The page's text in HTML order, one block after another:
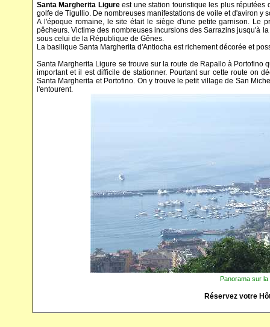
Santa Margherita Ligureest une station touristique les plus réputées
golfe de Tigullio. De nombreuses manifestations de voile et d'aviron
A l'époque romaine, le site était le siège d'une petite garnison. Le
pêcheurs. Victime des nombreuses incursions des Sarrazins jusqu'à
sous celui de la République de Gênes.
La basilique Santa Margherita d'Antiocha est richement décorée et
Santa Margherita Ligure se trouve sur la route de Rapallo à Portofino
important et il est difficile de stationner. Pourtant sur cette route on
Santa Margherita et Portofino. On y trouve le petit village de San
l'entourent.
Panorama sur
Réservez votre